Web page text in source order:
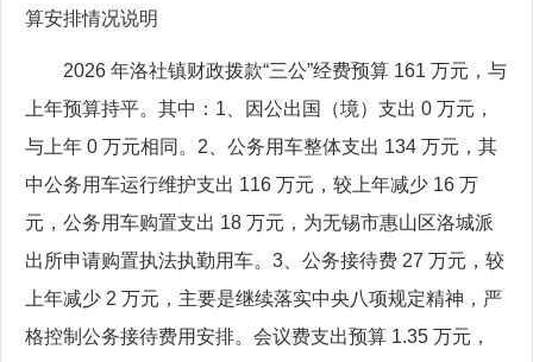
算安排情况说明
2026 年洛社镇财政拨款“三公”经费预算 161 万元，与
上年预算持平。其中：1、因公出国（境）支出 0 万元，
与上年 0 万元相同。2、公务用车整体支出 134 万元，其
中公务用车运行维护支出 116 万元，较上年减少 16 万
元，公务用车购置支出 18 万元，为无锡市惠山区洛城派
出所申请购置执法执勤用车。3、公务接待费 27 万元，较
上年减少 2 万元，主要是继续落实中央八项规定精神，严
格控制公务接待费用安排。会议费支出预算 1.35 万元，